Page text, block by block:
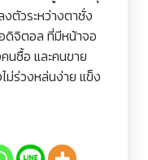
ตัวระหว่างตาชั่ง
ดิจิตอล ที่มีหน้าจอ
นซื้อ และคนขาย
ม่ร่วงหล่นง่าย แข็ง